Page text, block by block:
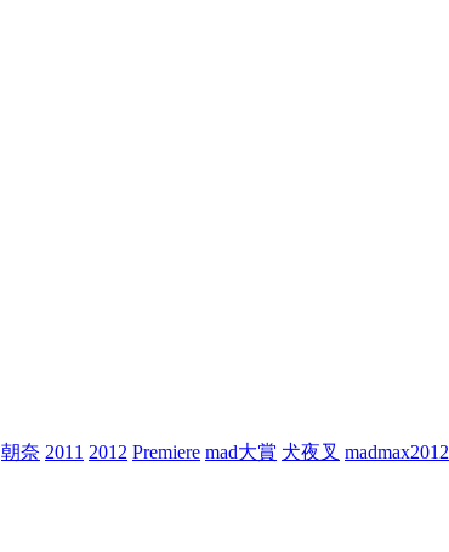
朝奈 2011 2012 Premiere mad大賞 犬夜叉 madmax2012